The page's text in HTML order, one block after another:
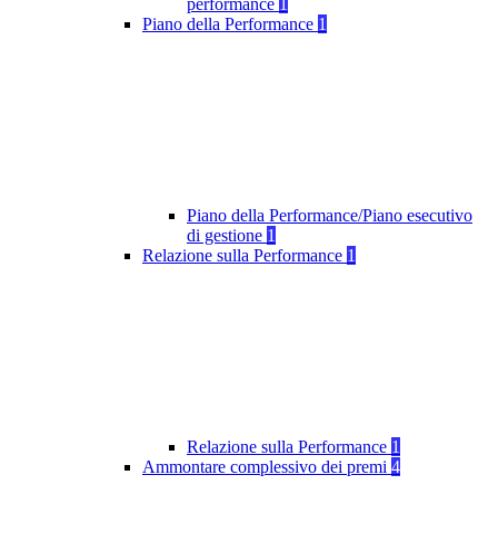
performance 1
Piano della Performance 1
Piano della Performance/Piano esecutivo
di gestione 1
Relazione sulla Performance 1
Relazione sulla Performance 1
Ammontare complessivo dei premi 4